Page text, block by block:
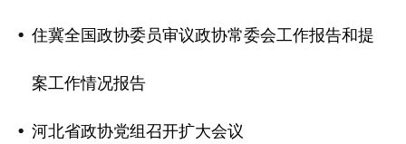
住冀全国政协委员审议政协常委会工作报告和提
案工作情况报告
河北省政协党组召开扩大会议